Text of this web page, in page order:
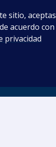
sitio, aceptas
acuerdo con
privacidad